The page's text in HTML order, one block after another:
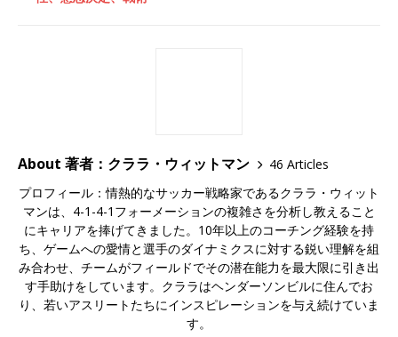
About 著者：クララ・ウィットマン
46 Articles
プロフィール：情熱的なサッカー戦略家であるクララ・ウィット
マンは、4-1-4-1フォーメーションの複雑さを分析し教えること
にキャリアを捧げてきました。10年以上のコーチング経験を持
ち、ゲームへの愛情と選手のダイナミクスに対する鋭い理解を組
み合わせ、チームがフィールドでその潜在能力を最大限に引き出
す手助けをしています。クララはヘンダーソンビルに住んでお
り、若いアスリートたちにインスピレーションを与え続けていま
す。